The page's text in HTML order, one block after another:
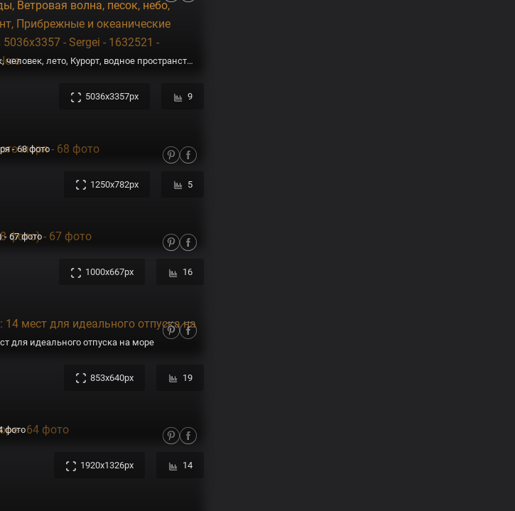
картинки : море, пляж, Судак, человек, лето, Курорт, водное пространство, берег, воды, Ветровая волна, песок, небо, водные ресурсы, горизонт, Прибрежные и океанические рельефы, пейзаж, Залив 5036x3357 - Sergei - 1632521 - красивые картинки - PxHere
5036x3357px 9
- 68 фото
1250x782px 5
67 фото
1000x667px 16
для идеального отпуска на море
853x640px 19
фото
1920x1326px 14